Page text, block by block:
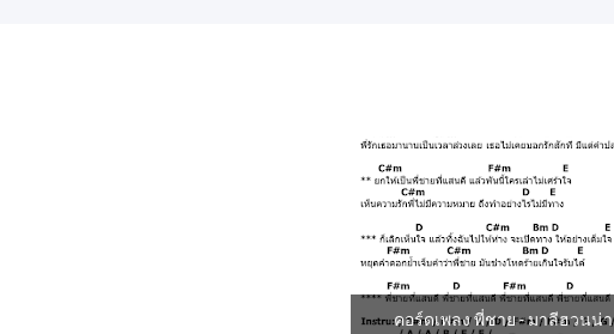
คอร์ดเพลง พี่ชาย - มาลีฮวนน่า